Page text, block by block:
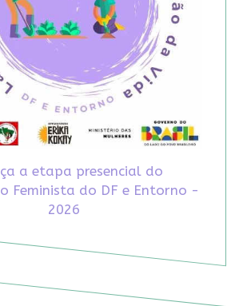
a etapa presencial do
Feminista do DF e Entorno -
2026